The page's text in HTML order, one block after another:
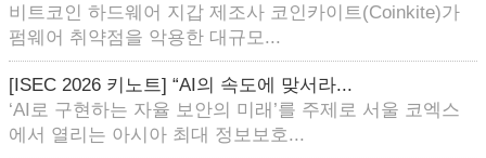
비트코인 하드웨어 지갑 제조사 코인카이트(Coinkite)가
펌웨어 취약점을 악용한 대규모...
[ISEC 2026 키노트] “AI의 속도에 맞서라...
‘AI로 구현하는 자율 보안의 미래’를 주제로 서울 코엑스
에서 열리는 아시아 최대 정보보호...